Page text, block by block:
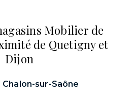
Mobilier de
de Quetigny et
Dijon
sur-Saône